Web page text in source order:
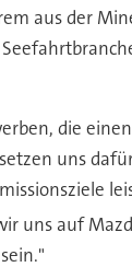
aus der
die
uns
uns auf